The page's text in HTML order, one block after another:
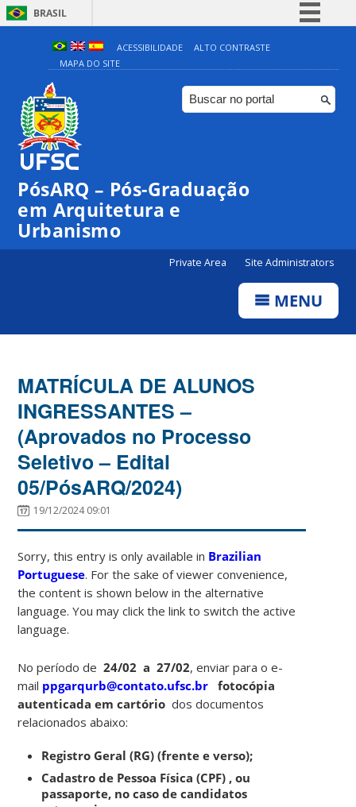
BRASIL
Simplifique!
Comunica BR
Participe
ACESSIBILIDADE
ALTO CONTRASTE
MAPA DO SITE
PósARQ – Pós-Graduação
em Arquitetura e
Urbanismo
Private Area Site Administrators
MENU
MATRÍCULA DE ALUNOS
INGRESSANTES –
(Aprovados no Processo
Seletivo – Edital
05/PósARQ/2024)
19/12/2024 09:01
Sorry, this entry is only available in Brazilian
Portuguese. For the sake of viewer convenience,
the content is shown below in the alternative
language. You may click the link to switch the active
language.
No período de24/02 a 27/02, enviar para o e-
mail ppgarqurb@contato.ufsc.br
fotocópia
autenticada em cartório dos documentos
relacionados abaixo:
Registro Geral (RG) (frente e verso);
Cadastro de Pessoa Física (CPF) , ou
passaporte, no caso de candidatos